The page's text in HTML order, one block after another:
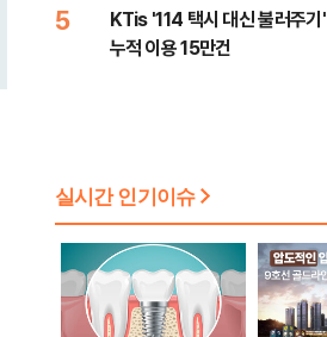
5
KTis '114 택시 대신 불러주기'
누적 이용 15만건